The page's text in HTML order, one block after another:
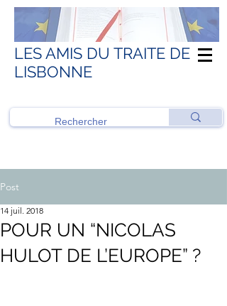
LES AMIS DU TRAITE DE
LISBONNE
Post
POUR UN “NICOLAS
HULOT DE L’EUROPE” ?
14 juil. 2018